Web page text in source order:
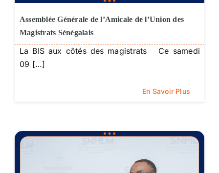
Assemblée Générale de l’Amicale de l’Union des
Magistrats Sénégalais
La BIS aux côtés des magistrats Ce samedi
09 […]
En Savoir Plus